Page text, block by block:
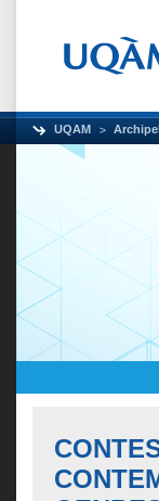
UQAM